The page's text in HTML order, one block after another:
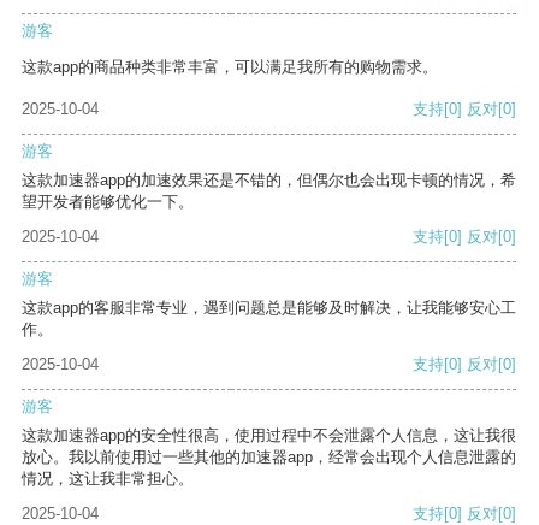
游客
这款app的商品种类非常丰富，可以满足我所有的购物需求。
2025-10-04 支持[0] 反对[0]
游客
这款加速器app的加速效果还是不错的，但偶尔也会出现卡顿的情况，希
望开发者能够优化一下。
2025-10-04
支持[0] 反对[0]
游客
这款app的客服非常专业，遇到问题总是能够及时解决，让我能够安心工
作。
2025-10-04
支持[0] 反对[0]
游客
这款加速器app的安全性很高，使用过程中不会泄露个人信息，这让我很
放心。我以前使用过一些其他的加速器app，经常会出现个人信息泄露的
情况，这让我非常担心。
2025-10-04
支持[0] 反对[0]